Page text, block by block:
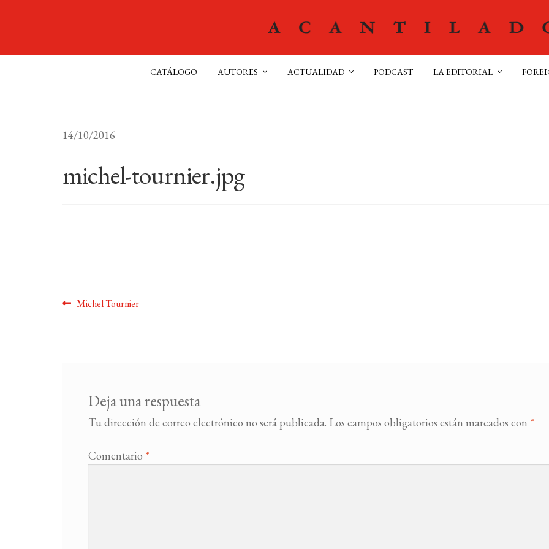
CATÁLOGO AUTORES ACTUALIDAD PODCAST LA EDITORIAL
14/10/2016
michel-tournier.jpg
Navegación
Anterior:
Michel Tournier
Deja una respuesta
Tu dirección de correo electrónico no será publicada. Los campos obligatorios están marcados con *
Comentario *